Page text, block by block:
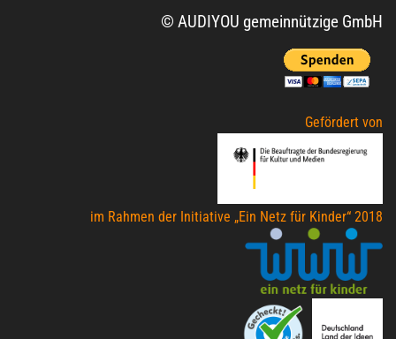
© AUDIYOU gemeinnützige GmbH
Gefördert von
im Rahmen der Initiative „Ein Netz für Kinder“ 2018